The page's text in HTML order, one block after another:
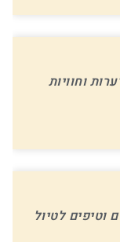
וחוויות
וטיפים לטיול